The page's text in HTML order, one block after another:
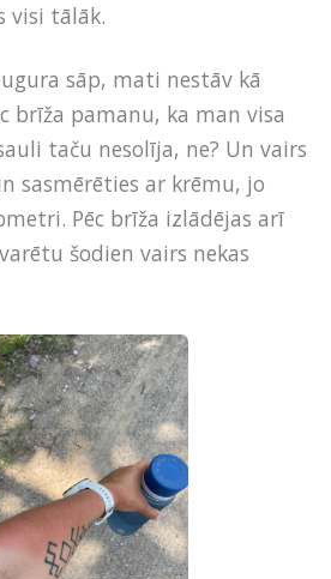
visi tālāk.
sāp, mati nestāv kā
brīža pamanu, ka man visa
taču nesolīja, ne? Un vairs
sasmērēties ar krēmu, jo
Pēc brīža izlādējas arī
šodien vairs nekas